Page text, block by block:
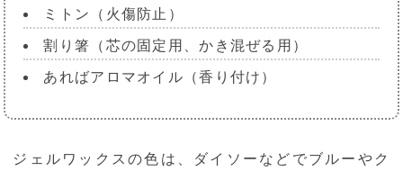
ミトン（火傷防止）
割り箸（芯の固定用、かき混ぜる用）
あればアロマオイル（香り付け）
ジェルワックスの色は、ダイソーなどでブルーやク